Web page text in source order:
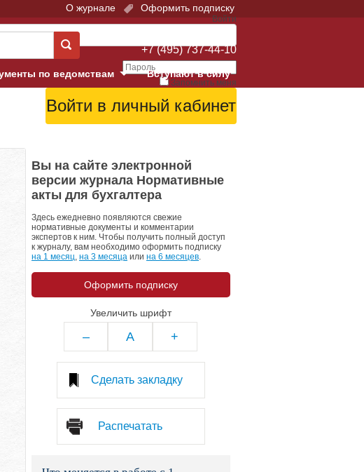
О журнале Оформить подписку
Войти
Запомнить меня
+7 (495) 737-44-10
Вступают в силу
по ведомствам
суды
Суд
в г. Москве
Суд
законы и указы
фонд России
общей юрисдикции
Вы на сайте электронной
версии журнала Нормативные
акты для бухгалтера
Здесь ежедневно появляются свежие
нормативные документы и комментарии
экспертов к ним. Чтобы получить полный доступ
к журналу, вам необходимо оформить подписку
на 1 месяц, на 3 месяца или на 6 месяцев.
Оформить подписку
Увеличить шрифт
– A +
Сделать закладку
Распечатать